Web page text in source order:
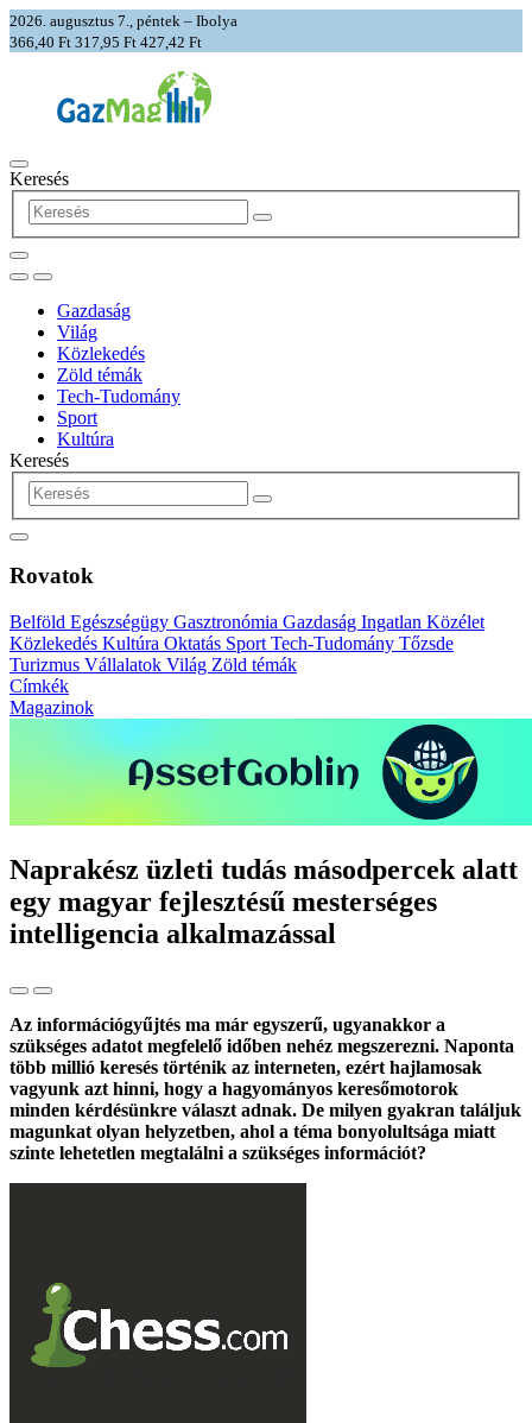
2026. augusztus 7., péntek – Ibolya
366,40 Ft 317,95 Ft 427,42 Ft
Keresés
Gazdaság
Világ
Közlekedés
Zöld témák
Tech-Tudomány
Sport
Kultúra
Keresés
Rovatok
Belföld Egészségügy Gasztronómia Gazdaság Ingatlan Közélet
Közlekedés Kultúra Oktatás Sport Tech-Tudomány Tőzsde
Turizmus Vállalatok Világ Zöld témák
Címkék
Magazinok
Naprakész üzleti tudás másodpercek alatt
egy magyar fejlesztésű mesterséges
intelligencia alkalmazással
Az információgyűjtés ma már egyszerű, ugyanakkor a
szükséges adatot megfelelő időben nehéz megszerezni. Naponta
több millió keresés történik az interneten, ezért hajlamosak
vagyunk azt hinni, hogy a hagyományos keresőmotorok
minden kérdésünkre választ adnak. De milyen gyakran találjuk
magunkat olyan helyzetben, ahol a téma bonyolultsága miatt
szinte lehetetlen megtalálni a szükséges információt?